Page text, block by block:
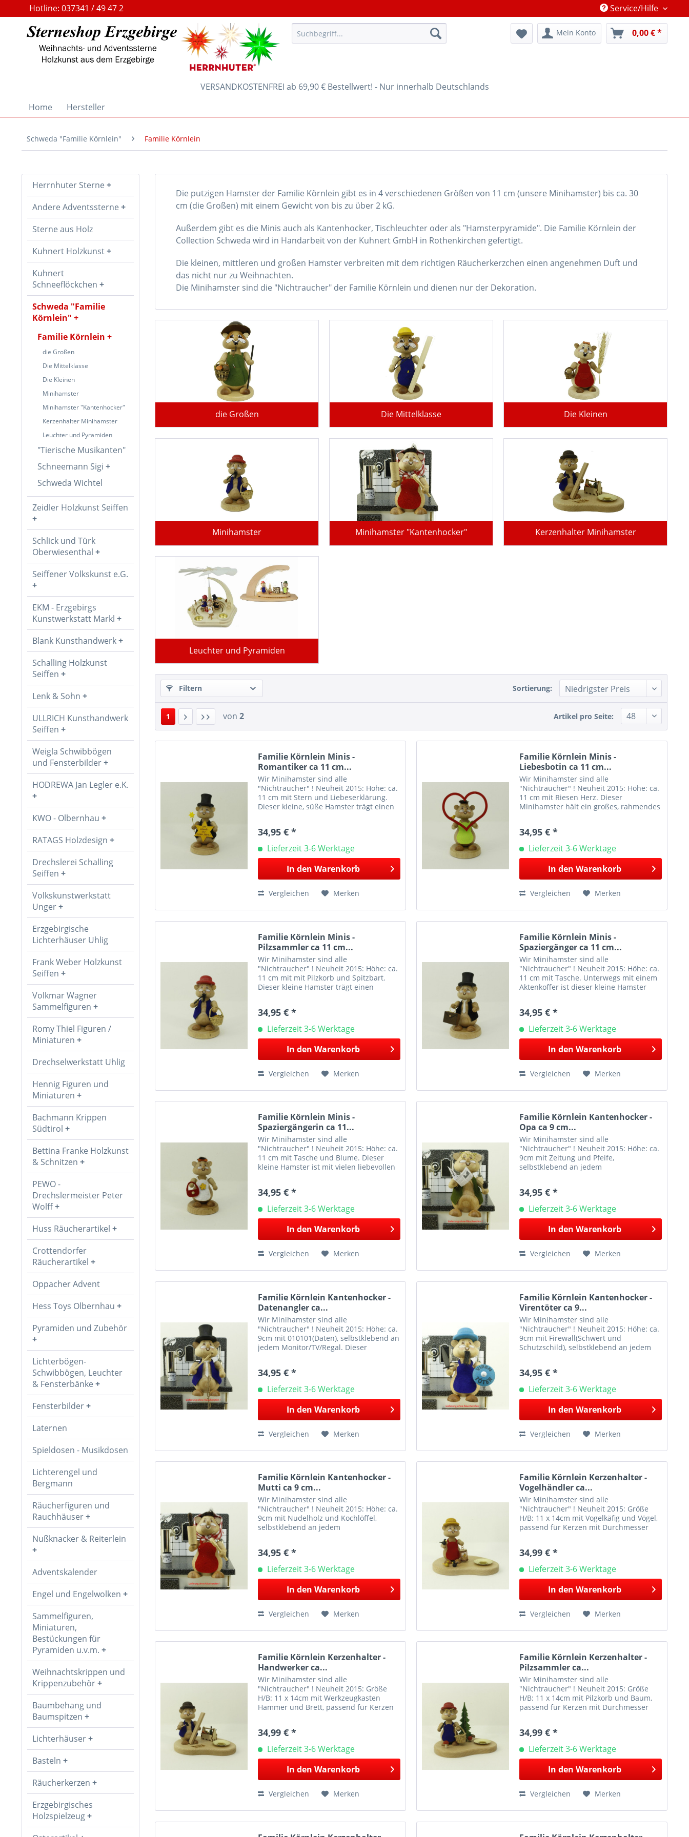
Hotline: 037341 / 49 47 2 Service/Hilfe
Mein Konto 0,00 € *
VERSANDKOSTENFREI ab 69,90 € Bestellwert! - Nur innerhalb Deutschlands
Home
Hersteller
Schweda "Familie Körnlein" Familie Körnlein
Herrnhuter Sterne
Andere Adventssterne
Sterne aus Holz
Kuhnert Holzkunst
Kuhnert
Schneeflöckchen
Schweda "Familie
Körnlein"
Familie Körnlein
die Großen
Die Mittelklasse
Die Kleinen
Minihamster
Minihamster "Kantenhocker"
Kerzenhalter Minihamster
Leuchter und Pyramiden
"Tierische Musikanten"
Schneemann Sigi
Schweda Wichtel
Zeidler Holzkunst Seiffen
Schlick und Türk
Oberwiesenthal
Seiffener Volkskunst e.G.
EKM - Erzgebirgs
Kunstwerkstatt Markl
Blank Kunsthandwerk
Schalling Holzkunst
Seiffen
Lenk & Sohn
ULLRICH Kunsthandwerk
Seiffen
Weigla Schwibbögen
und Fensterbilder
HODREWA Jan Legler e.K.
KWO - Olbernhau
RATAGS Holzdesign
Drechslerei Schalling
Seiffen
Volkskunstwerkstatt
Unger
Erzgebirgische
Lichterhäuser Uhlig
Frank Weber Holzkunst
Seiffen
Volkmar Wagner
Sammelfiguren
Romy Thiel Figuren /
Miniaturen
Drechselwerkstatt Uhlig
Hennig Figuren und
Miniaturen
Bachmann Krippen
Südtirol
Bettina Franke Holzkunst
& Schnitzen
PEWO -
Drechslermeister Peter
Wolff
Huss Räucherartikel
Crottendorfer
Räucherartikel
Oppacher Advent
Hess Toys Olbernhau
Pyramiden und Zubehör
Lichterbögen-
Schwibbögen, Leuchter
& Fensterbänke
Fensterbilder
Laternen
Spieldosen - Musikdosen
Lichterengel und
Bergmann
Räucherfiguren und
Rauchhäuser
Nußknacker & Reiterlein
Adventskalender
Engel und Engelwolken
Sammelfiguren,
Miniaturen,
Bestückungen für
Pyramiden u.v.m.
Weihnachtskrippen und
Krippenzubehör
Baumbehang und
Baumspitzen
Lichterhäuser
Basteln
Räucherkerzen
Erzgebirgisches
Holzspielzeug
Die putzigen Hamster der Familie Körnlein gibt es in 4 verschiedenen Größen von 11 cm (unsere Minihamster) bis ca. 30
cm (die Großen) mit einem Gewicht von bis zu über 2 kG.
Außerdem gibt es die Minis auch als Kantenhocker, Tischleuchter oder als "Hamsterpyramide". Die Familie Körnlein der
Collection Schweda wird in Handarbeit von der Kuhnert GmbH in Rothenkirchen gefertigt.
Die kleinen, mittleren und großen Hamster verbreiten mit dem richtigen Räucherkerzchen einen angenehmen Duft und
das nicht nur zu Weihnachten.
Die Minihamster sind die "Nichtraucher" der Familie Körnlein und dienen nur der Dekoration.
die Großen Die Mittelklasse Die Kleinen
Minihamster Minihamster "Kantenhocker" Kerzenhalter Minihamster
Leuchter und Pyramiden
Filtern Sortierung:
1 von 2 Artikel pro Seite:
Familie Körnlein Minis -
Romantiker ca 11 cm...
Wir Minihamster sind alle
"Nichtraucher" ! Neuheit 2015: Höhe: ca.
11 cm mit Stern und Liebeserklärung.
Dieser kleine, süße Hamster trägt einen
Applikationen z.B....
34,95 € *
Lieferzeit 3-6 Werktage
In den Warenkorb
Vergleichen Merken
Familie Körnlein Minis -
Liebesbotin ca 11 cm...
Wir Minihamster sind alle
"Nichtraucher" ! Neuheit 2015: Höhe: ca.
11 cm mit Riesen Herz. Dieser
Minihamster hält ein großes, rahmendes
Schals kann deren...
34,95 € *
Lieferzeit 3-6 Werktage
In den Warenkorb
Vergleichen Merken
Familie Körnlein Minis -
Pilzsammler ca 11 cm...
Wir Minihamster sind alle
"Nichtraucher" ! Neuheit 2015: Höhe: ca.
11 cm mit mit Pilzkorb und Spitzbart.
Dieser kleine Hamster trägt einen
kann deren Farbe...
34,95 € *
Lieferzeit 3-6 Werktage
In den Warenkorb
Vergleichen Merken
Familie Körnlein Minis -
Spaziergänger ca 11 cm...
Wir Minihamster sind alle
"Nichtraucher" ! Neuheit 2015: Höhe: ca.
11 cm mit Tasche. Unterwegs mit einem
Aktenkoffer ist dieser kleine Hamster
oder Schals kann...
34,95 € *
Lieferzeit 3-6 Werktage
In den Warenkorb
Vergleichen Merken
Familie Körnlein Minis -
Spaziergängerin ca 11...
Wir Minihamster sind alle
"Nichtraucher" ! Neuheit 2015: Höhe: ca.
11 cm mit Tasche und Blume. Dieser
kleine Hamster ist mit vielen liebevollen
einer hübschen...
34,95 € *
Lieferzeit 3-6 Werktage
In den Warenkorb
Vergleichen Merken
Familie Körnlein Kantenhocker -
Opa ca 9 cm...
Wir Minihamster sind alle
"Nichtraucher" ! Neuheit 2015: Höhe: ca.
9cm mit Zeitung und Pfeife,
selbstklebend an jedem
von Wohnräumen genutzt werden. Bei
Figuren...
34,95 € *
Lieferzeit 3-6 Werktage
In den Warenkorb
Vergleichen Merken
Familie Körnlein Kantenhocker -
Datenangler ca...
Wir Minihamster sind alle
"Nichtraucher" ! Neuheit 2015: Höhe: ca.
9cm mit 010101(Daten), selbstklebend an
jedem Monitor/TV/Regal. Dieser
Wohnung verschönern. Bei...
34,95 € *
Lieferzeit 3-6 Werktage
In den Warenkorb
Vergleichen Merken
Familie Körnlein Kantenhocker -
Virentöter ca 9...
Wir Minihamster sind alle
"Nichtraucher" ! Neuheit 2015: Höhe: ca.
9cm mit Firewall(Schwert und
Schutzschild), selbstklebend an jedem
auf Kanten innerhalb der...
34,95 € *
Lieferzeit 3-6 Werktage
In den Warenkorb
Vergleichen Merken
Familie Körnlein Kantenhocker -
Mutti ca 9 cm...
Wir Minihamster sind alle
"Nichtraucher" ! Neuheit 2015: Höhe: ca.
9cm mit Nudelholz und Kochlöffel,
selbstklebend an jedem
liebevolle Details, darunter ein...
34,95 € *
Lieferzeit 3-6 Werktage
In den Warenkorb
Vergleichen Merken
Familie Körnlein Kerzenhalter -
Vogelhändler ca...
Wir Minihamster sind alle
"Nichtraucher" ! Neuheit 2015: Größe
H/B: 11 x 14cm mit Vogelkäfig und Vögel,
passend für Kerzen mit Durchmesser
süßen Vogelfiguren...
34,99 € *
Lieferzeit 3-6 Werktage
In den Warenkorb
Vergleichen Merken
Familie Körnlein Kerzenhalter -
Handwerker ca...
Wir Minihamster sind alle
"Nichtraucher" ! Neuheit 2015: Größe
H/B: 11 x 14cm mit Werkzeugkasten
Hammer und Brett, passend für Kerzen
Handwerker-Hamsterfigur ergänzt und...
34,99 € *
Lieferzeit 3-6 Werktage
In den Warenkorb
Vergleichen Merken
Familie Körnlein Kerzenhalter -
Pilzsammler ca...
Wir Minihamster sind alle
"Nichtraucher" ! Neuheit 2015: Größe
H/B: 11 x 14cm mit Pilzkorb und Baum,
passend für Kerzen mit Durchmesser
ein kleiner...
34,99 € *
Lieferzeit 3-6 Werktage
In den Warenkorb
Vergleichen Merken